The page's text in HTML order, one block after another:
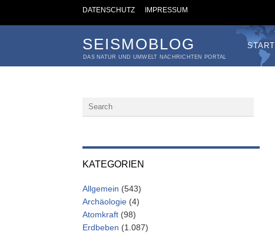
DATENSCHUTZ IMPRESSUM
SEISMOBLOG
DAS NATUR UND UMWELT NACHRICHTEN PORTAL
START
KATEGORIEN
Allgemein (543)
Archäologie (4)
Atomkraft (98)
Erdbeben (1.087)